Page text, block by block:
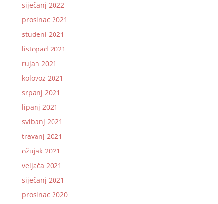
siječanj 2022
prosinac 2021
studeni 2021
listopad 2021
rujan 2021
kolovoz 2021
srpanj 2021
lipanj 2021
svibanj 2021
travanj 2021
ožujak 2021
veljača 2021
siječanj 2021
prosinac 2020